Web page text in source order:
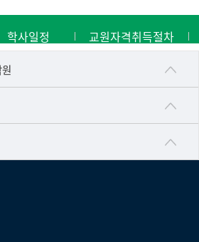
학사일정 교원자격취득절차